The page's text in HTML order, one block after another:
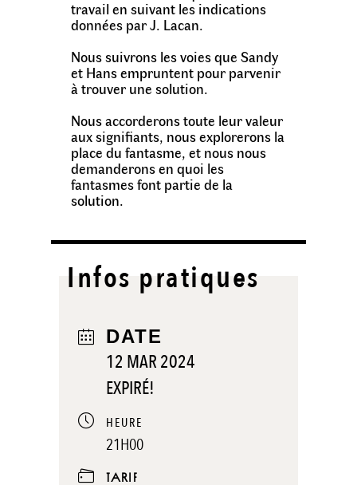
travail en suivant les indications
données par J. Lacan.
Nous suivrons les voies que Sandy
et Hans empruntent pour parvenir
à trouver une solution.
Nous accorderons toute leur valeur
aux signifiants, nous explorerons la
place du fantasme, et nous nous
demanderons en quoi les
fantasmes font partie de la
solution.
Infos pratiques
DATE
12 MAR 2024
EXPIRÉ!
HEURE
21H00
TARIF